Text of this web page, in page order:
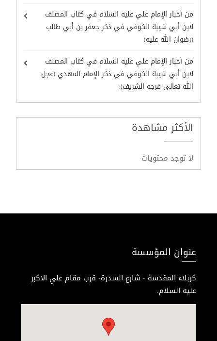
من أخبار الإمام علي عليه السلام في كتاب المصنف
لابن أبي شيبة الكوفي في ذكر جعفر بن أبي طالب
(رضوان الله عليه)
من أخبار الإمام علي عليه السلام في كتاب المصنف
لابن أبي شيبة الكوفي في ذكر الإمام المهدي (عجل
الله تعالى فرجه الشريف):
الأكثر مشاهدة
لا توجد محتويات
عنوان المؤسسة
كربلاء المقدسة - شارع السدرة- قرب مقام علي الاكبر
عليه السلام.